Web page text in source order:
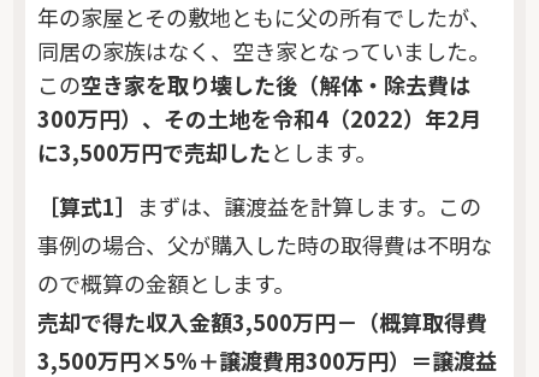
年の家屋とその敷地ともに父の所有でしたが、
同居の家族はなく、空き家となっていました。
この空き家を取り壊した後（解体・除去費は
300万円）、その土地を令和4（2022）年2月
に3,500万円で売却したとします。
［算式1］
まずは、譲渡益を計算します。この
事例の場合、父が購入した時の取得費は不明な
ので概算の金額とします。
売却で得た収入金額3,500万円－（概算取得費
3,500万円×5％＋譲渡費用300万円）＝譲渡益